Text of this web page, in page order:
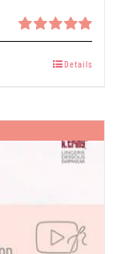
Bewertet
5.00Details